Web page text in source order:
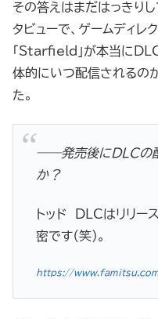
その答えはまだはっきり
タビューで、ゲームディレク
「Starfield」が本当に
体的にいつ配信されるの
た。
――発売後にDLCの
か？
トッド
DLCはリリー
密です（笑）。
https://